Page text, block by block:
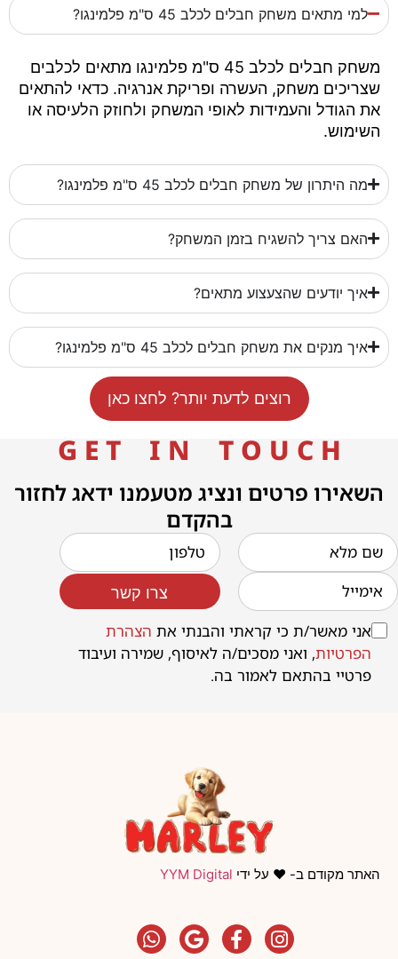
למי מתאים משחק חבלים לכלב 45 ס"מ פלמינגו?
משחק חבלים לכלב 45 ס"מ פלמינגו מתאים לכלבים
שצריכים משחק, העשרה ופריקת אנרגיה. כדאי להתאים
את הגודל והעמידות לאופי המשחק ולחוזק הלעיסה או
השימוש.
מה היתרון של משחק חבלים לכלב 45 ס"מ פלמינגו?
האם צריך להשגיח בזמן המשחק?
איך יודעים שהצעצוע מתאים?
איך מנקים את משחק חבלים לכלב 45 ס"מ פלמינגו?
רוצים לדעת יותר? לחצו כאן
G E T I N T O U C H
השאירו פרטים ונציג מטעמנו ידאג לחזור
בהקדם
אני מאשר/ת כי קראתי והבנתי את הצהרת
הפרטיות, ואני מסכים/ה לאיסוף, שמירה ועיבוד
פרטיי בהתאם לאמור בה.
צרו קשר
האתר מקודם ב- ❤️ על ידי YYM Digital